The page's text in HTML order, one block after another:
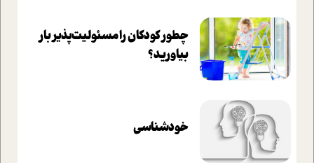
چطور کودکان را مسئولیت‌پذیر بار
بیاورید؟
خودشناسی